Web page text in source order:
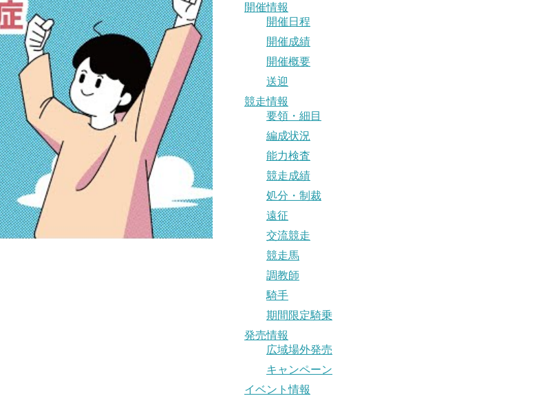
開催情報
開催日程
開催成績
開催概要
送迎
競走情報
要領・細目
編成状況
能力検査
競走成績
処分・制裁
遠征
交流競走
競走馬
調教師
騎手
期間限定騎乗
発売情報
広域場外発売
キャンペーン
イベント情報